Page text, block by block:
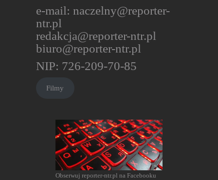
e-mail: naczelny@reporter-
ntr.pl
redakcja@reporter-ntr.pl
biuro@reporter-ntr.pl
NIP: 726-209-70-85
Filmy
Obserwuj reporter-ntr.pl na Facebooku